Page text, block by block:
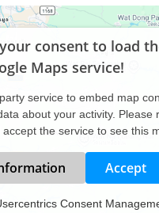
consent to load
Maps service!
service to embed map
about your activity. Please
the service to see this
Accept
Consent